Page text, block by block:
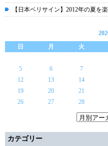
【日本ベリサイン】2012年の夏を
日
月 火
5
6 7
12
13 14
19
20 21
26
27 28
カテゴリー